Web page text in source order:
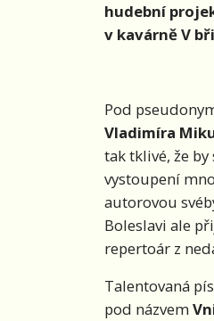
hudební
v kavárně V
Pod
Vladimíra
tak tklivé, že
vystoupení
autorovou
Boleslavi ale
repertoár z
Talentovaná
pod názvem